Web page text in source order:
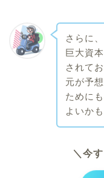
さらに
巨大資
されて
元が予
ために
よいか
＼今